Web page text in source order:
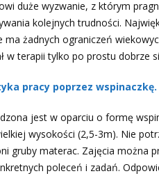
duże wyzwanie, z którym
kolejnych trudności.
ma żadnych ograniczeń
w terapii tylko po prostu dobrze
pracy poprzez wspinaczkę.
jest w oparciu o formę
wysokości (2,5-3m). Nie
gruby materac. Zajęcia można
poleceń i zadań.